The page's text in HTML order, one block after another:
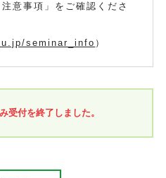
意事項」をご確認くださ
seminar_info ）
受付を終了しました。